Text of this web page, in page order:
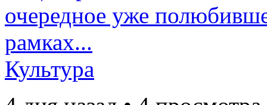
очередное уже
рамках...
Культура